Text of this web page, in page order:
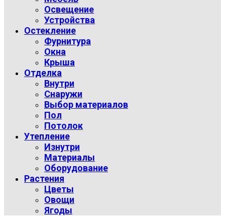
Освещение
Устройства
Остекление
Фурнитура
Окна
Крыша
Отделка
Внутри
Снаружи
Выбор материалов
Пол
Потолок
Утепление
Изнутри
Материалы
Оборудование
Растения
Цветы
Овощи
Ягоды